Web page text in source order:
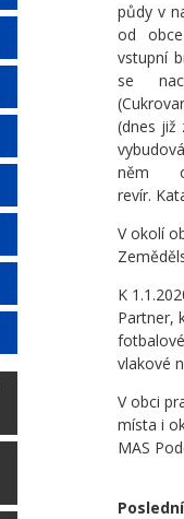
půdy v
od
vstupní
se
(dnes již
něm
revír.
V okolí
K
Partner,
vlakové
V obci
místa i
MAS